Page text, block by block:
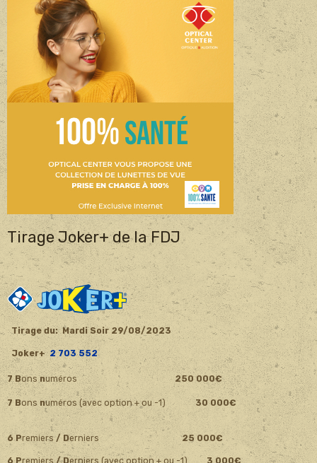
Tirage Joker+ de la FDJ
Tirage du: Mardi Soir 29/08/2023
Joker+2 703 552
7 Bonsnuméros 250 000€
7 Bonsnuméros (avec option + ou -1) 30 000€
6 Premiers/ Derniers 25 000€